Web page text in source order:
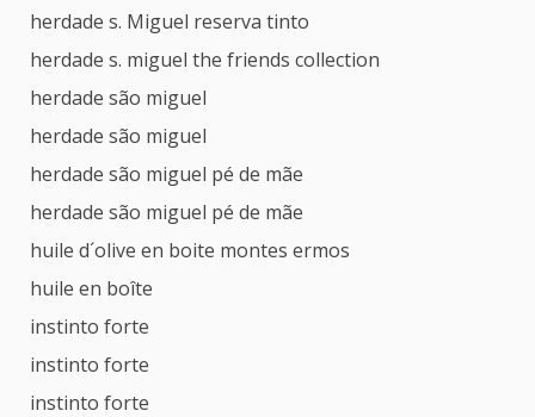
herdade s. Miguel reserva tinto
herdade s. miguel the friends collection
herdade são miguel
herdade são miguel
herdade são miguel pé de mãe
herdade são miguel pé de mãe
huile d´olive en boite montes ermos
huile en boîte
instinto forte
instinto forte
instinto forte